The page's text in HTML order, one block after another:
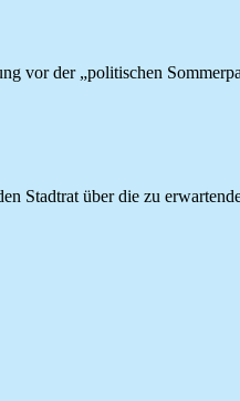
vor der „politischen
Stadtrat über die zu